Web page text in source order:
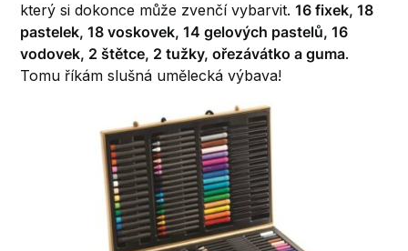
který si dokonce může zvenčí vybarvit.16 fixek, 18
pastelek, 18 voskovek, 14 gelových pastelů, 16
vodovek, 2 štětce, 2 tužky, ořezávátko a guma.
Tomu říkám slušná umělecká výbava!